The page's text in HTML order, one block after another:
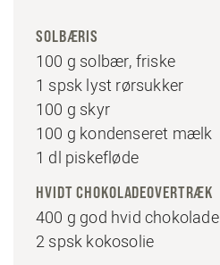
SOLBÆRIS
100 g solbær, friske
1 spsk lyst rørsukker
100 g skyr
100 g kondenseret mælk
1 dl piskefløde
HVIDT CHOKOLADEOVERTRÆK
400 g god hvid chokolade
2 spsk kokosolie